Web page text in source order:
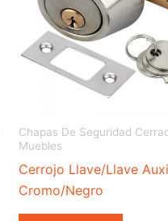
Chapas De Seguridad
Muebles
Cerrojo Llave/Llave
Cromo/Negro